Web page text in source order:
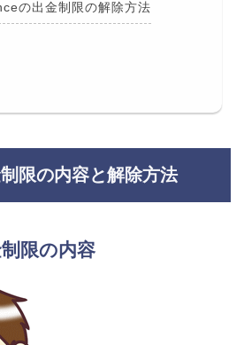
の出金制限の解除方法
限の内容と解除方法
限の内容